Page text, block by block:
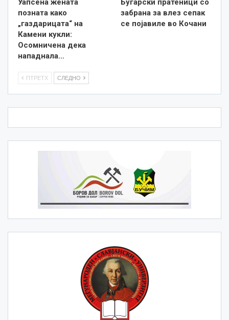
Уапсена жената
позната како
„газдарицата“ на
Камени кукли:
Осомничена дека
нападнала…
Бугарски пратеници со
забрана за влез сепак
се појавиле во Кочани
ПТРЕТХ СЛЕДНО